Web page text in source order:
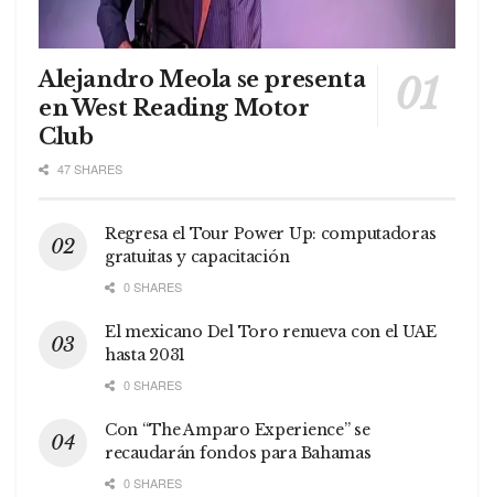
Alejandro Meola se presenta
en West Reading Motor
Club
47 SHARES
Regresa el Tour Power Up: computadoras
gratuitas y capacitación
0 SHARES
El mexicano Del Toro renueva con el UAE
hasta 2031
0 SHARES
Con “The Amparo Experience” se
recaudarán fondos para Bahamas
0 SHARES